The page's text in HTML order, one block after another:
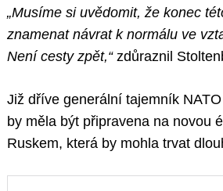
„Musíme si uvědomit, že konec
znamenat návrat k normálu ve
Není cesty zpět,“ zdůraznil
Již dříve generální tajemník
by měla být připravena na novou
Ruskem, která by mohla trvat